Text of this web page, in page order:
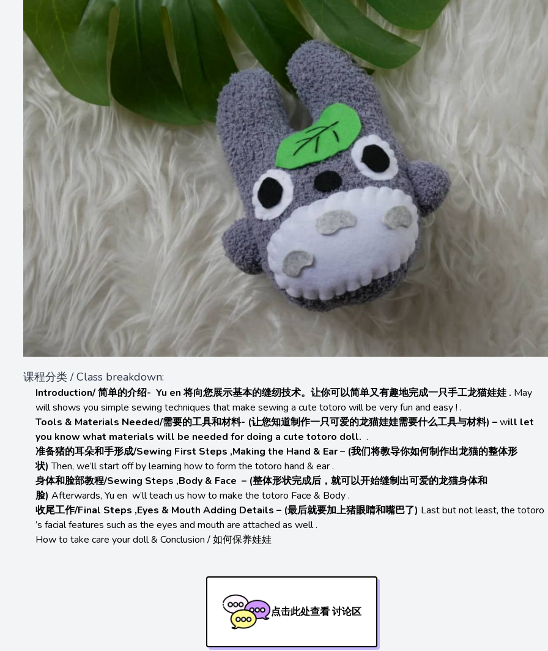
课程分类 / Class breakdown:
Introduction/ 简单的介绍- Yu en 将向您展示基本的缝纫技术。让你可以简单又有趣地完成一只手工龙猫娃娃 . May
will shows you simple sewing techniques that make sewing a cute totoro will be very fun and easy ! .
Tools & Materials Needed/需要的工具和材料- (让您知道制作一只可爱的龙猫娃娃需要什么工具与材料) –will let
you know what materials will be needed for doing a cute totoro doll. .
准备猪的耳朵和手形成/Sewing First Steps ,Making the Hand & Ear – (我们将教导你如何制作出龙猫的整体形
状)Then, we’ll start off by learning how to form the totoro hand & ear .
身体和脸部教程/Sewing Steps ,Body & Face – (整体形状完成后，就可以开始缝制出可爱的龙猫身体和
脸) Afterwards, Yu en w’ll teach us how to make the totoro Face & Body .
收尾工作/Final Steps ,Eyes & Mouth Adding Details – (最后就要加上猪眼睛和嘴巴了) Last but not least, the totoro
’s facial features such as the eyes and mouth are attached as well .
How to take care your doll & Conclusion / 如何保养娃娃
点击此处查看 讨论区